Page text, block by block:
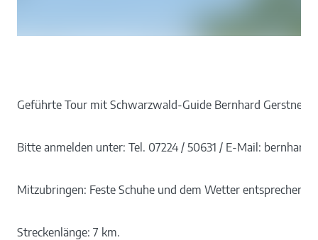
Geführte Tour mit Schwarzwald-Guide Bernhard Gerstner.
Bitte anmelden unter: Tel. 07224 / 50631 / E-Mail:
Mitzubringen: Feste Schuhe und dem Wetter
Streckenlänge: 7 km.